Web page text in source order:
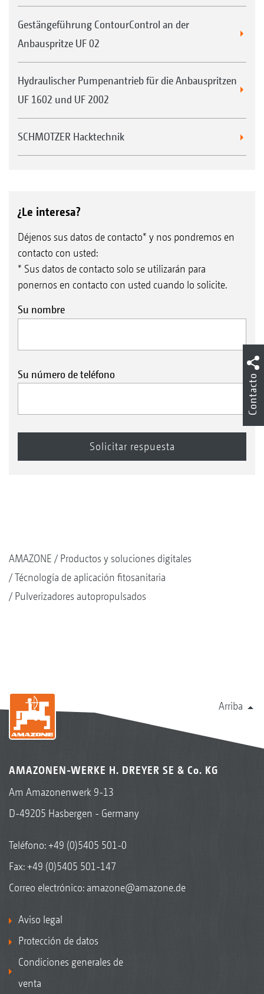
Gestängeführung ContourControl an der
Anbauspritze UF 02
Hydraulischer Pumpenantrieb für die Anbauspritzen
UF 1602 und UF 2002
SCHMOTZER Hacktechnik
¿Le interesa?
Déjenos sus datos de contacto* y nos pondremos en
contacto con usted:
* Sus datos de contacto solo se utilizarán para
ponernos en contacto con usted cuando lo solicite.
Su nombre
Su número de teléfono
AMAZONE
Productos y soluciones digitales
Técnología de aplicación fitosanitaria
Pulverizadores autopropulsados
Arriba
AMAZONEN-WERKE H. DREYER SE & Co. KG
Am Amazonenwerk 9-13
D-49205 Hasbergen - Germany
Teléfono:+49 (0)5405 501-0
Fax: +49 (0)5405 501-147
Correo electrónico: amazone@amazone.de
Aviso legal
Protección de datos
Condiciones generales de
venta
Contacto